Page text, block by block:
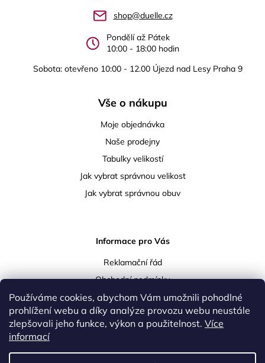
Používáme cookies, abychom Vám umožnili pohodlné
prohlížení webu a díky analýze provozu webu neustále
zlepšovali jeho funkce, výkon a použitelnost. Více
informací
shop@duelle.cz
Pondělí až Pátek
10:00 - 18:00 hodin
Sobota: otevřeno 10:00 - 12.00 Újezd nad Lesy Praha 9
Vše o nákupu
Moje objednávka
Naše prodejny
Tabulky velikostí
Jak vybrat správnou velikost
Jak vybrat správnou obuv
Informace pro Vás
Reklamační řád
Obchodní podmínky
Podmínky ochrany osobních údajů
Doprava a platba
Vrácení a reklamace zboží